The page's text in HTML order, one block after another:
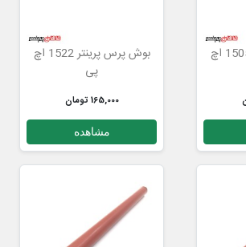
بوش پرس پرینتر 1505 اچ
بوش پرس پرینتر 1522 اچ
پی
165,000 تومان
مشاهده